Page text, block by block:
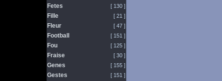
Fetes [ 130 ]
Fille [ 21 ]
Fleur [ 47 ]
Football [ 151 ]
Fou [ 125 ]
Fraise [ 30 ]
Genes [ 155 ]
Gestes [ 151 ]